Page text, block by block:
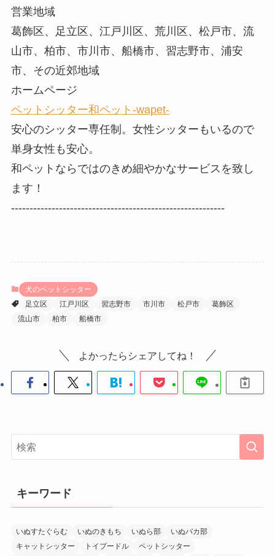
営業地域
葛飾区、足立区、江戸川区、荒川区、松戸市、流
山市、柏市、市川市、船橋市、習志野市、浦安
市、その近郊地域
ホームページ
ペットシッター和ペット-wapet-
安心のシッター専任制。女性シッターもいるので
単身女性も安心。
和ペットならではのきめ細やかなサービスを致し
ます！
----------------------------------------------------------
犬のペットシッター
足立区
江戸川区 習志野市 市川市 松戸市
葛飾区
流山市
柏市 船橋市
よかったらシェアしてね！
キーワード
いぬすたぐらむ いぬのきもち いぬら部
いぬバカ部
キャットシッター
トイプードル
ペットシッター